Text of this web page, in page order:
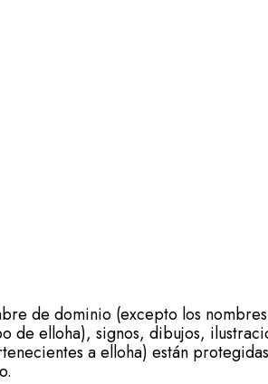
de dominio (excepto los
elloha), signos, dibujos,
a elloha) están